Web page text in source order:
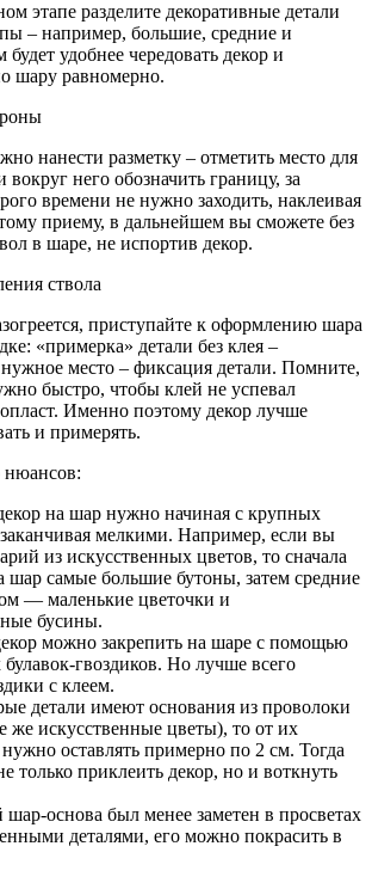
этапе разделите декоративные детали
– например, большие, средние и
удобнее чередовать декор и
шару равномерно.
нанести разметку – отметить место для
вокруг него обозначить границу, за
времени не нужно заходить, наклеивая
приему, в дальнейшем вы сможете без
в шаре, не испортив декор.
ствола
приступайте к оформлению шара
«примерка» детали без клея –
место – фиксация детали. Помните,
быстро, чтобы клей не успевал
Именно поэтому декор лучше
и примерять.
нюансов:
на шар нужно начиная с крупных
мелкими. Например, если вы
из искусственных цветов, то сначала
шар самые большие бутоны, затем средние
— маленькие цветочки и
бусины.
можно закрепить на шаре с помощью
гвоздиков. Но лучше всего
с клеем.
детали имеют основания из проволоки
же искусственные цветы), то от их
нужно оставлять примерно по 2 см. Тогда
только приклеить декор, но и воткнуть
основа был менее заметен в просветах
деталями, его можно покрасить в